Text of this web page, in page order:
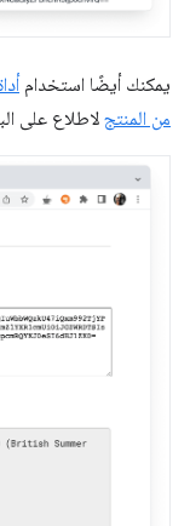
يمكنك أيضًا استخدام
من المنتجلاطلاع على